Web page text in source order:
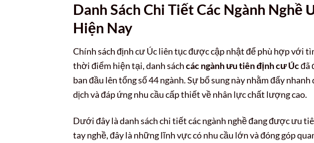
Danh Sách Chi Tiết Các Ngành Nghề
Hiện Nay
Chính sách định cư Úc liên tục được cập nhật để phù hợp với
thời điểm hiện tại, danh sáchcác ngành ưu tiên định cư Úcđã
ban đầu lên tổng số 44 ngành. Sự bổ sung này nhằm đẩy
dịch và đáp ứng nhu cầu cấp thiết về nhân lực chất lượng cao.
Dưới đây là danh sách chi tiết các ngành nghề đang được ưu
tay nghề, đây là những lĩnh vực có nhu cầu lớn và đóng góp